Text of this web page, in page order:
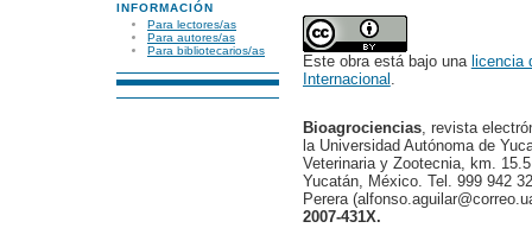
INFORMACIÓN
Para lectores/as
Para autores/as
Para bibliotecarios/as
Este obra está bajo una licencia
Internacional
Bioagrociencias, revista
la Universidad Autónoma de
Veterinaria y Zootecnia, km.
Yucatán, México. Tel. 999 942
Perera
2007-431X.